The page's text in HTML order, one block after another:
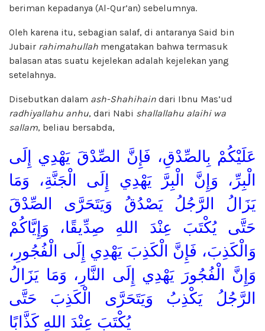
beriman kepadanya (Al-Qur’an) sebelumnya.
Oleh karena itu, sebagian salaf, di antaranya Said bin
Jubair rahimahullah mengatakan bahwa termasuk
balasan atas suatu kejelekan adalah kejelekan yang
setelahnya.
Disebutkan dalam ash-Shahihain dari Ibnu Mas’ud
radhiyallahu anhu, dari Nabi shallallahu alaihi wa
sallam, beliau bersabda,
عَلَيْكُمْ بِالصِّدْقِ، فَإِنَّ الصِّدْقَ يَهْدِي إِلَى
الْبِرِّ، وَإِنَّ الْبِرَّ يَهْدِي إِلَى الْجَنَّةِ، وَمَا
يَزَالُ الرَّجُلُ يَصْدُقُ وَيَتَحَرَّى الصِّدْقَ
حَتَّى يُكْتَبَ عِنْدَ اللهِ صِدِّيقًا، وَإِيَّاكُمْ
وَالْكَذِبَ، فَإِنَّ الْكَذِبَ يَهْدِي إِلَى الْفُجُورِ،
وَإِنَّ الْفُجُورَ يَهْدِي إِلَى النَّارِ، وَمَا يَزَالُ
الرَّجُلُ يَكْذِبُ وَيَتَحَرَّى الْكَذِبَ حَتَّى
يُكْتَبَ عِنْدَ اللهِ كَذَّابًا